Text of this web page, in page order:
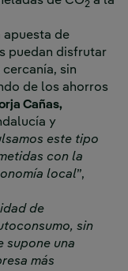
2
apuesta de
puedan disfrutar
sin
de los ahorros
Cañas,
y
este tipo
con la
local”,
de
sin
supone una
más